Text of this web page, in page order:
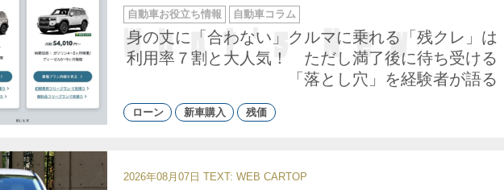
身の丈に「合わない」クルマに乗れる「残クレ」は
利用率７割と大人気！ ただし満了後に待ち受ける
「落とし穴」を経験者が語る
カ
テ
ゴ
リ
ー
自動車お役立ち情報 自動車コラム
ローン 新車購入 残価
2026年08月07日 TEXT: WEB CARTOP